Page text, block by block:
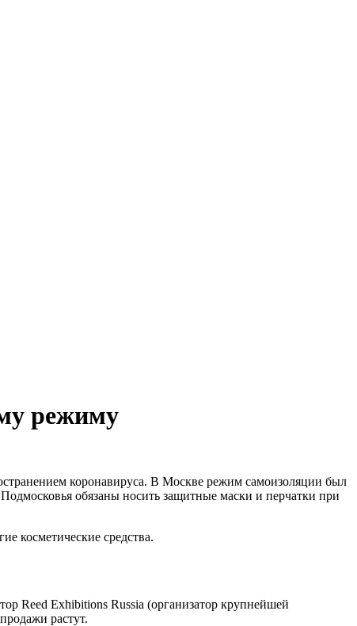
режиму
коронавируса. В Москве режим самоизоляции был
обязаны носить защитные маски и перчатки при
косметические средства.
Reed Exhibitions Russia (организатор крупнейшей
растут.